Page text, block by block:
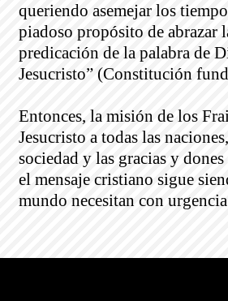
queriendo asemejar los
piadoso propósito de abrazar
predicación de la palabra de
Jesucristo” (Constitución
Entonces, la misión de los
Jesucristo a todas las
sociedad y las gracias y
el mensaje cristiano sigue
mundo necesitan con